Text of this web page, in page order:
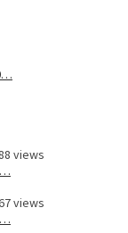
views
views